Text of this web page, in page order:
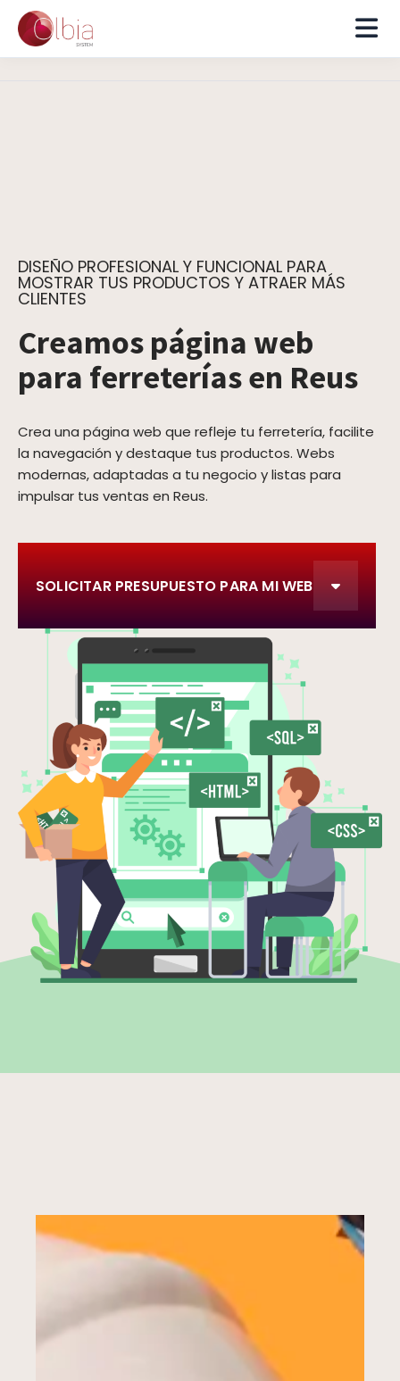
DISEÑO PROFESIONAL Y FUNCIONAL PARA
MOSTRAR TUS PRODUCTOS Y ATRAER MÁS
CLIENTES
Creamos página web
para ferreterías en Reus
Crea una página web que refleje tu ferretería, facilite
la navegación y destaque tus productos. Webs
modernas, adaptadas a tu negocio y listas para
impulsar tus ventas en Reus.
SOLICITAR PRESUPUESTO PARA MI WEB